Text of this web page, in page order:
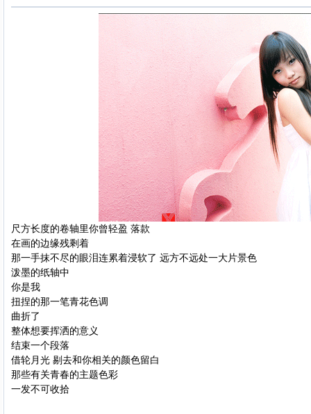
尺方长度的卷轴里你曾轻盈 落款
在画的边缘残剩着
那一手抹不尽的眼泪连累着浸软了 远方不远处一大片景色
泼墨的纸轴中
你是我
扭捏的那一笔青花色调
曲折了
整体想要挥洒的意义
结束一个段落
借轮月光 剔去和你相关的颜色留白
那些有关青春的主题色彩
一发不可收拾